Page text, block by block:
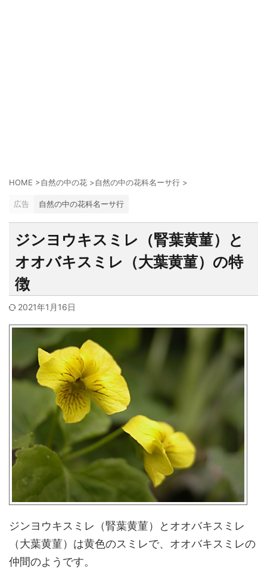
HOME >自然の中の花 >自然の中の花科名ーサ行 >
広告 自然の中の花科名ーサ行
ジンヨウキスミレ（腎葉黄菫）と
オオバキスミレ（大葉黄菫）の特
徴
2021年1月16日
ジンヨウキスミレ（腎葉黄菫）とオオバキスミレ
（大葉黄菫）は黄色のスミレで、オオバキスミレの
仲間のようです。